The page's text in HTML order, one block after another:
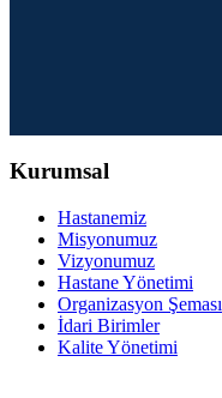
Kurumsal
Hastanemiz
Misyonumuz
Vizyonumuz
Hastane Yönetimi
Organizasyon Şeması
İdari Birimler
Kalite Yönetimi